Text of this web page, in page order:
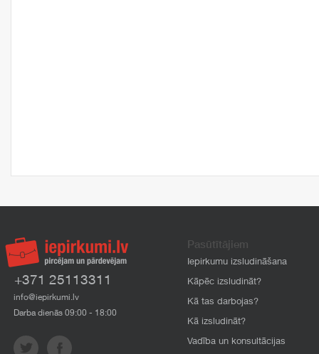
+371 25113311
info@iepirkumi.lv
Darba dienās 09:00 - 18:00
Pasūtītājiem
Iepirkumu izsludināšana
Kāpēc izsludināt?
Kā tas darbojas?
Kā izsludināt?
Vadība un konsultācijas